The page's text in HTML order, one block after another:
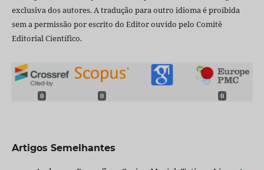
exclusiva dos autores. A tradução para outro idioma é proibida
sem a permissão por escrito do Editor ouvido pelo Comitê
Editorial Científico.
0 0 0
Artigos Semelhantes